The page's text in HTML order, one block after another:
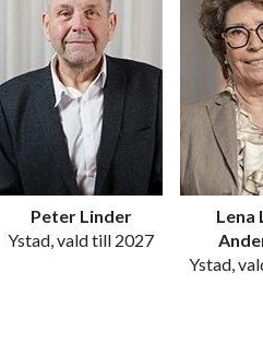
Peter Linder
Ystad, vald till 2027
Lena
Ystad,